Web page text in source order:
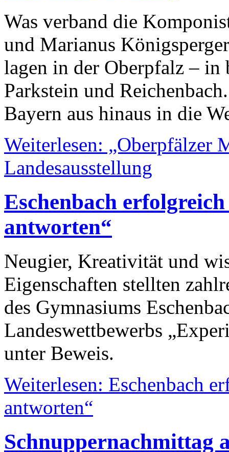
Was verband die
und Marianus
lagen in der Oberpfalz – in
Parkstein und
Bayern aus hinaus in die
Weiterlesen: „Oberpfälzer
Landesausstellung
Eschenbach
antworten“
Neugier, Kreativität und
Eigenschaften stellten
des Gymnasiums
Landeswettbewerbs
unter Beweis.
Weiterlesen: Eschenbach
antworten“
Schnuppernachmittag